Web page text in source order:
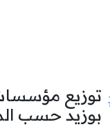
توزيع
بوزيد حسب